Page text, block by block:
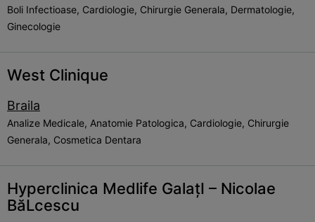
Boli Infectioase, Cardiologie, Chirurgie Generala, Dermatologie,
Ginecologie
West Clinique
Braila
Analize Medicale, Anatomie Patologica, Cardiologie, Chirurgie
Generala, Cosmetica Dentara
Hyperclinica Medlife GalațI – Nicolae
BăLcescu